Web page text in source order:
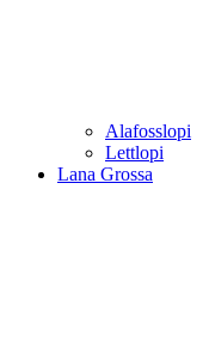
Alafosslopi
Lettlopi
Lana Grossa